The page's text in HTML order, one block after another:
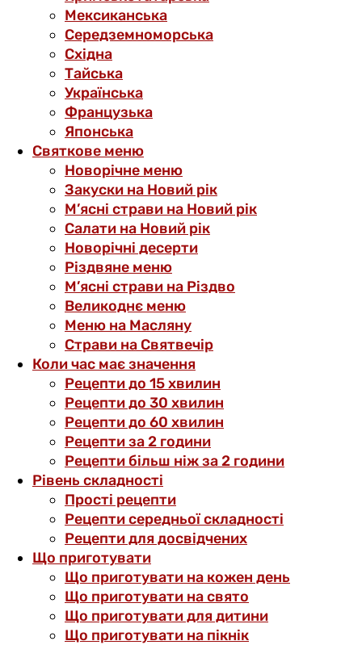
Мексиканська
Середземноморська
Східна
Тайська
Українська
Французька
Японська
Святкове меню
Новорічне меню
Закуски на Новий рік
М’ясні страви на Новий рік
Салати на Новий рік
Новорічні десерти
Різдвяне меню
М’ясні страви на Різдво
Великоднє меню
Меню на Масляну
Страви на Святвечір
Коли час має значення
Рецепти до 15 хвилин
Рецепти до 30 хвилин
Рецепти до 60 хвилин
Рецепти за 2 години
Рецепти більш ніж за 2 години
Рівень складності
Прості рецепти
Рецепти середньої складності
Рецепти для досвідчених
Що приготувати
Що приготувати на кожен день
Що приготувати на свято
Що приготувати для дитини
Що приготувати на пікнік